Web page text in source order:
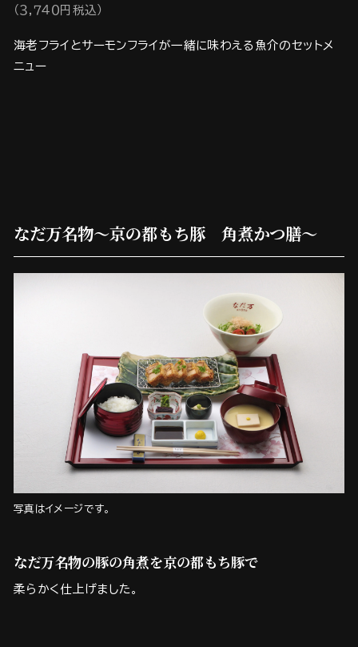
（３,７４０円税込）
海老フライとサーモンフライが一緒に味わえる魚介のセットメ
ニュー
なだ万名物～京の都もち豚 角煮かつ膳～
写真はイメージです。
なだ万名物の豚の角煮を京の都もち豚で
柔らかく仕上げました。